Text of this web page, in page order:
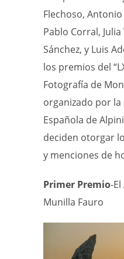
Flechoso,
Pablo Corral,
Sánchez, y Luis
los premios del
Fotografía de
organizado por la
Española de
deciden otorgar
y menciones de
Primer Premio-
Munilla Fauro